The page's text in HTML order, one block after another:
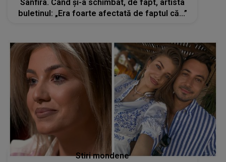
Sanfira. Când și-a schimbat, de fapt, artista
buletinul: „Era foarte afectată de faptul că...”
Stiri mondene